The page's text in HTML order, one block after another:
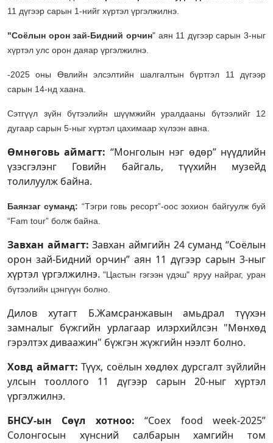
11 дүгээр сарын 1-нийг хүртэл үргэлжилнэ.
"Соёлын орон зай-Бидний орчин" аян 11 дүгээр сарын 3-ныг
хүртэл улс орон даяар үргэлжилнэ.
-2025 оны Өвлийн элсэлтийн шалгалтын бүртгэл 11 дүгээр
сарын 14-нд хаана.
Сэтгүүл зүйн бүтээлийн шүүмжийн уралдааны бүтээлийг 12
дугаар сарын 5-ныг хүртэл цахимаар хүлээн авна.
Өмнөговь аймагт: “Монголын нэг өдөр” нүүдлийн
үзэсгэлэнг Говийн байгаль, түүхийн музейд
толилуулж байна.
Баянзаг суманд: “Тэгри говь ресорт”-оос зохион байгуулж буй
“Fam tour” болж байна.
Завхан аймагт: Завхан аймгийн 24 суманд “Соёлын
орон зай-Бидний орчин” аян 11 дүгээр сарын 3-ныг
хүртэл үргэлжилнэ."Цастын гэгээн үдэш" яруу найраг, уран
бүтээлийн цэнгүүн болно.
Дилов хутагт Б.Жамсранжавын амьдрал түүхэн
замналыг бүжгийн урлагаар илэрхийлсэн "Мөнхөд
гэрэлтэх диваажин" бүжгэн жүжгийн нээлт болно.
Ховд аймагт: Түүх, соёлын хөдлөх дурсгалт зүйлийн
улсын тооллого 11 дүгээр сарын 20-ныг хүртэл
үргэлжилнэ.
БНСУ-ын Сөүл хотноо: “Coex food week-2025”
Солонгосын хүнсний салбарын хамгийн том